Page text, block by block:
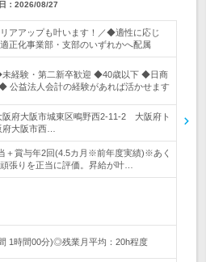
： 2026/08/27
アアップも叶います！／◆適性に応じ
正化事業部・支部のいずれかへ配属
経験・第二新卒歓迎 ◆40歳以下 ◆日商
公益法人会計の経験があれば活かせます
阪府大阪市城東区鴫野西2-11-2 大阪府ト
大阪市西…
＋賞与年2回(4.5カ月※前年度実績)※あく
張りを正当に評価。昇給が叶…
1時間00分)◎残業月平均：20h程度